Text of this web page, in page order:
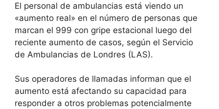
El personal de ambulancias está viendo un
«aumento real» en el número de personas que
marcan el 999 con gripe estacional luego del
reciente aumento de casos, según el Servicio
de Ambulancias de Londres (LAS).
Sus operadores de llamadas informan que el
aumento está afectando su capacidad para
responder a otros problemas potencialmente